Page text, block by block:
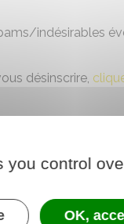
indésirables
désinscrire,
control
OK,